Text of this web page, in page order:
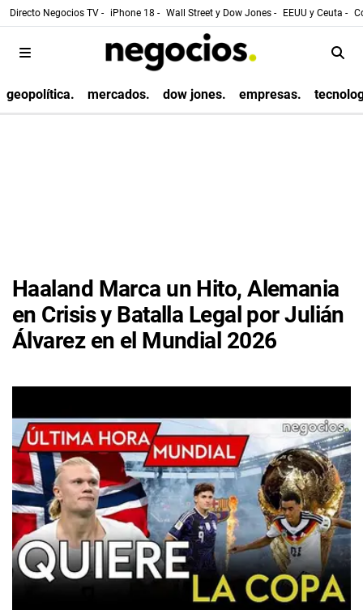
Directo Negocios TV - iPhone 18 - Wall Street y Dow Jones - EEUU y Ceuta -
geopolítica. mercados. dow jones. empresas.
Haaland Marca un Hito, Alemania
en Crisis y Batalla Legal por Julián
Álvarez en el Mundial 2026